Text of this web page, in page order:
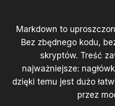
Markdown to
Bez zbędnego kodu,
skryptów. Treść
najważniejsze:
dzięki temu jest dużo
przez